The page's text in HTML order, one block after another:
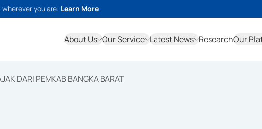
you are. Learn More
About Us Our Service Latest News ResearchOur
DARI PEMKAB BANGKA BARAT